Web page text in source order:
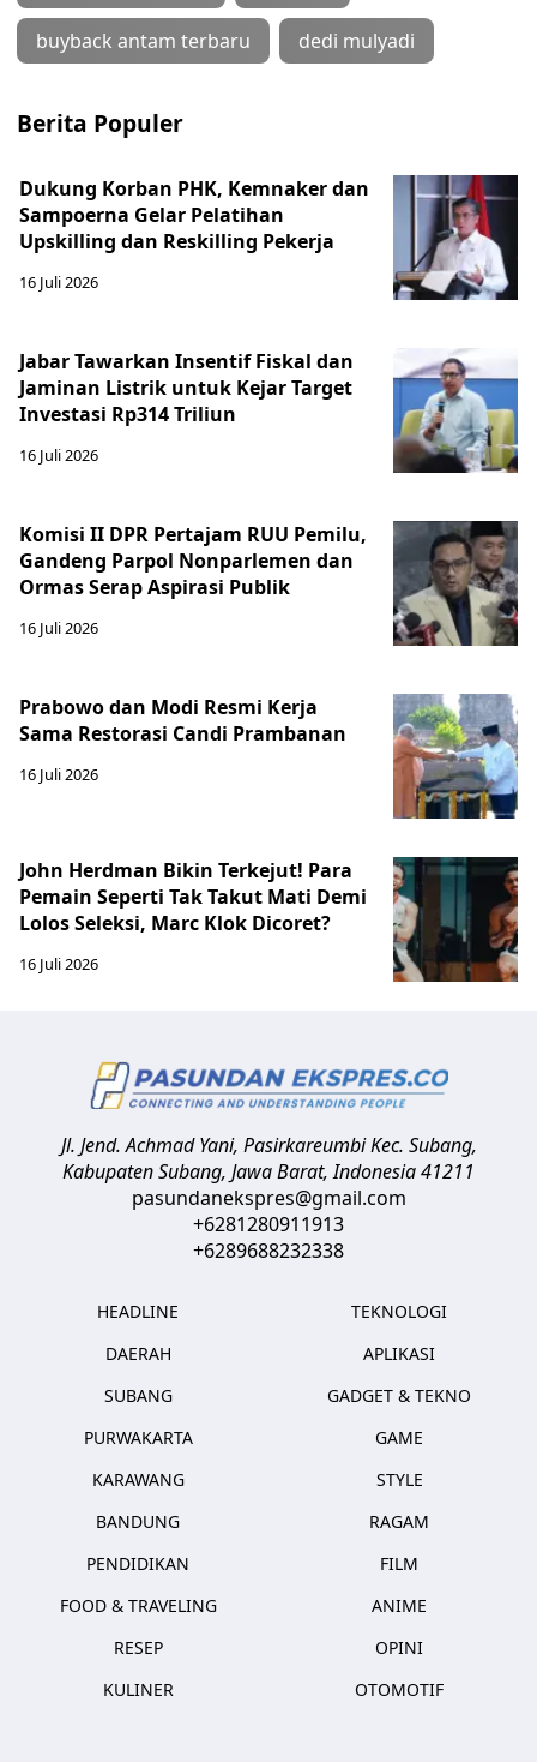
buyback antam terbaru dedi mulyadi
Berita Populer
Dukung Korban PHK, Kemnaker dan
Sampoerna Gelar Pelatihan
Upskilling dan Reskilling Pekerja
16 Juli 2026
Jabar Tawarkan Insentif Fiskal dan
Jaminan Listrik untuk Kejar Target
Investasi Rp314 Triliun
16 Juli 2026
Komisi II DPR Pertajam RUU Pemilu,
Gandeng Parpol Nonparlemen dan
Ormas Serap Aspirasi Publik
16 Juli 2026
Prabowo dan Modi Resmi Kerja
Sama Restorasi Candi Prambanan
16 Juli 2026
John Herdman Bikin Terkejut! Para
Pemain Seperti Tak Takut Mati Demi
Lolos Seleksi, Marc Klok Dicoret?
16 Juli 2026
Jl. Jend. Achmad Yani, Pasirkareumbi Kec. Subang,
Kabupaten Subang, Jawa Barat,Indonesia41211
pasundanekspres@gmail.com
+6281280911913
+6289688232338
HEADLINE
DAERAH
SUBANG
PURWAKARTA
KARAWANG
BANDUNG
PENDIDIKAN
FOOD & TRAVELING
RESEP
KULINER
TEKNOLOGI
APLIKASI
GADGET & TEKNO
GAME
STYLE
RAGAM
FILM
ANIME
OPINI
OTOMOTIF